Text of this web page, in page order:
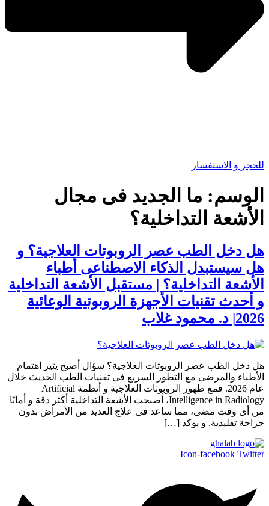
للحجز و الاستفسار
الوسم: ما الجديد فى مجال
الأشعة التداخلية؟
هل دخل الطب عصر الروبوتات العلاجية؟ و
هل سيستبدل الذكاء الاصطناعى أطباء
الأشعة التداخلية؟ | مستقبل الأشعة التداخلية
و أحدث تقنيات الأجهزة الروبوتية الوعائية
2026| د. محمود غلاب
هل دخل الطب عصر الروبوتات العلاجية؟ سؤال أصبح يثير اهتمام
الأطباء والمرضى مع التطور السريع فى تقنيات الطب الحديث خلال
عام 2026. فمع ظهور الروبوتات العلاجية و أنظمة Artificial
Intelligence in Radiology، أصبحت الأشعة التداخلية أكثر دقة و أمانًا
من أى وقت مضى، مما ساعد فى علاج العديد من الأمراض بدون
جراحة تقليدية. و يؤكد […]
Icon-facebook Twitter